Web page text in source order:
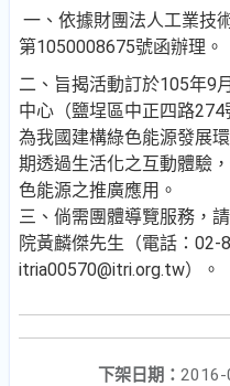
一、依據財團法人工業技
第1050008675號函辦理。
二、旨揭活動訂於105年9
中心（鹽埕區中正四路
為我國建構綠色能源發展
期透過生活化之互動體驗
色能源之推廣應用。
三、倘需團體導覽服務，
院黃麟傑先生（電話：02-
itria00570@itri.org.tw）。
下架日期：